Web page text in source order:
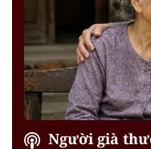
Người già